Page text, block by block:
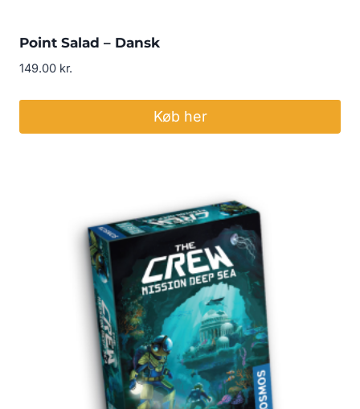
Point Salad – Dansk
149.00 kr.
Køb her